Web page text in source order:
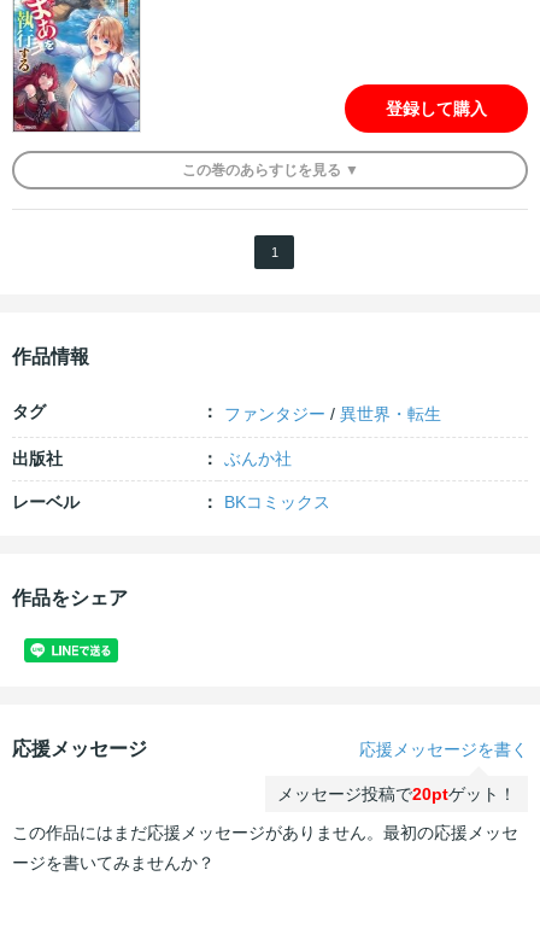
登録して購入
この巻のあらすじを 見る ▼
1
作品情報
タグ ファンタジー /異世界・転生
出版社 ぶんか社
レーベル BKコミックス
作品をシェア
応援メッセージ 応援メッセージを書く
メッセージ投稿で20ptゲット！
この作品にはまだ応援メッセージがありません。最初の応援メッセ
ージを書いてみませんか？